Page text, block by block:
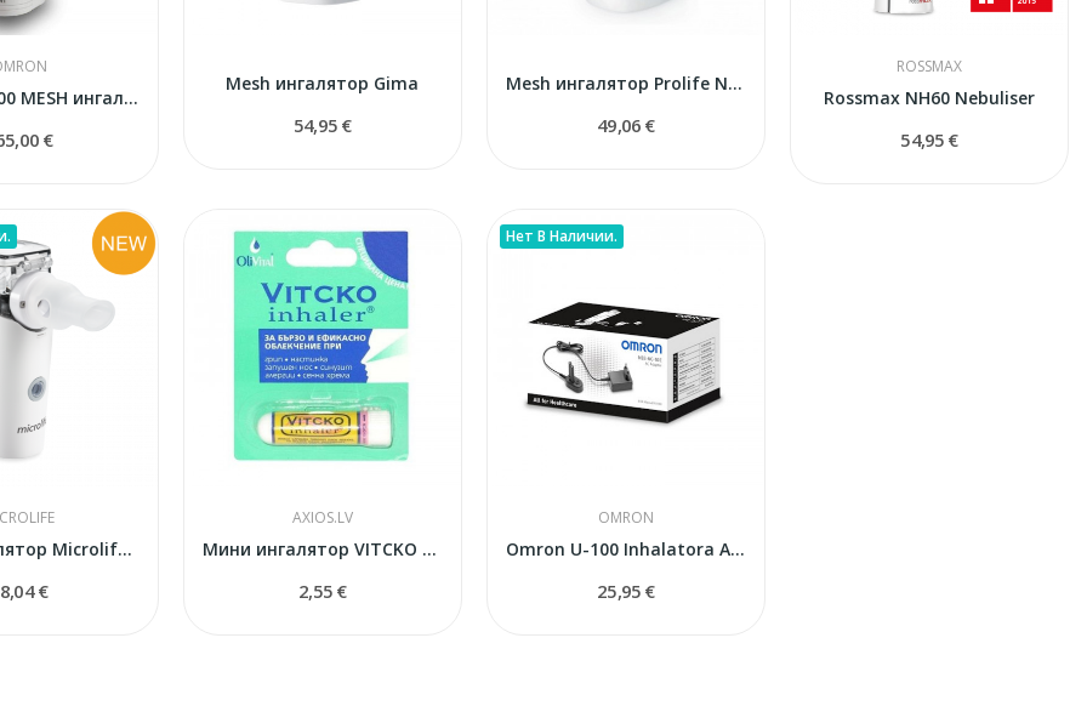
MicroAir U100 MESH ингалятор
€
Mesh ингалятор Gima
54,95 €
Mesh ингалятор Prolife NA10
49,06 €
ROSSMAX
Rossmax NH60 Nebuliser
54,95 €
MESH Ингалятор Microlife NEB800
€
AXIOS.LV
Мини ингалятор VITCKO с эфирными маслами
2,55 €
Нет В Наличии.
OMRON
Omron U-100 Inhalatora Adapters AC (NEB-FC-10E)
25,95 €